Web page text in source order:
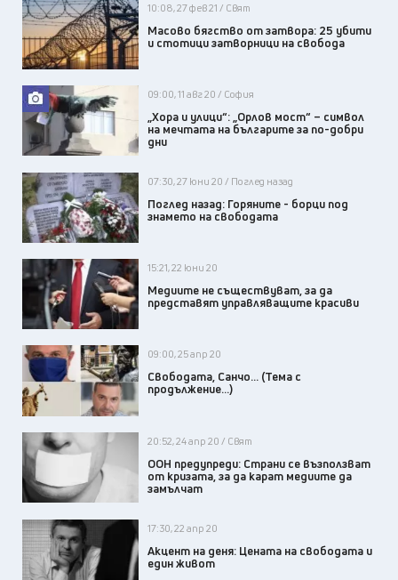
10:08, 27 фев 21 / Свят
Масово бягство от затвора: 25 убити
и стотици затворници на свобода
09:00, 11 авг 20 / София
„Хора и улици“: „Орлов мост“ – символ
на мечтата на българите за по-добри
дни
07:30, 27 юни 20 / Поглед назад
Поглед назад: Горяните - борци под
знамето на свободата
15:21, 22 юни 20
Медиите не съществуват, за да
представят управляващите красиви
09:00, 25 апр 20
Свободата, Санчо... (Тема с
продължение...)
20:52, 24 апр 20 / Свят
ООН предупреди: Страни се възползват
от кризата, за да карат медиите да
замълчат
17:30, 22 апр 20
Акцент на деня: Цената на свободата и
един живот